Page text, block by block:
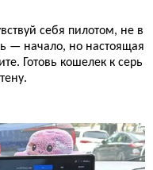
себя пилотом, не в
— начало, но настоящая
Готовь кошелек к серь